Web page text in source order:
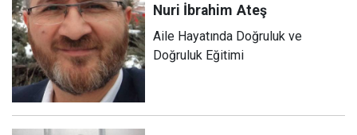
Nuri İbrahim Ateş
Aile Hayatında Doğruluk ve
Doğruluk Eğitimi